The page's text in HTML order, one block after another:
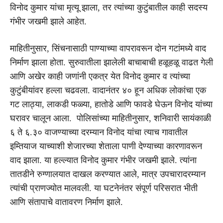
विनोद कुमार यांचा मृत्यू झाला, तर त्यांच्या कुटुंबातील काही सदस्य
गंभीर जखमी झाले आहेत.
माहितीनुसार, सिंचनासाठी पाण्याच्या वापरावरून दोन गटांमध्ये वाद
निर्माण झाला होता. सुरुवातीला झालेली बाचाबाची हळूहळू वाढत गेली
आणि अखेर काही जणांनी एकत्र येत विनोद कुमार व त्यांच्या
कुटुंबीयांवर हल्ला चढवला. वादानंतर ४० हून अधिक लोकांचा एक
गट लाठ्या, लाकडी फळ्या, हातोडे आणि फावडे घेऊन विनोद यांच्या
घरावर चालून आला. पोलिसांच्या माहितीनुसार, शनिवारी सायंकाळी
६ ते ६.३० वाजण्याच्या दरम्यान विनोद यांचा त्याच गावातील
इम्तियाज याच्याशी शेजारच्या शेताला पाणी देण्याच्या कारणावरून
वाद झाला. या हल्ल्यात विनोद कुमार गंभीर जखमी झाले. त्यांना
तातडीने रुग्णालयात दाखल करण्यात आले, मात्र उपचारादरम्यान
त्यांची प्राणज्योत मालवली. या घटनेनंतर संपूर्ण परिसरात भीती
आणि संतापाचे वातावरण निर्माण झाले.